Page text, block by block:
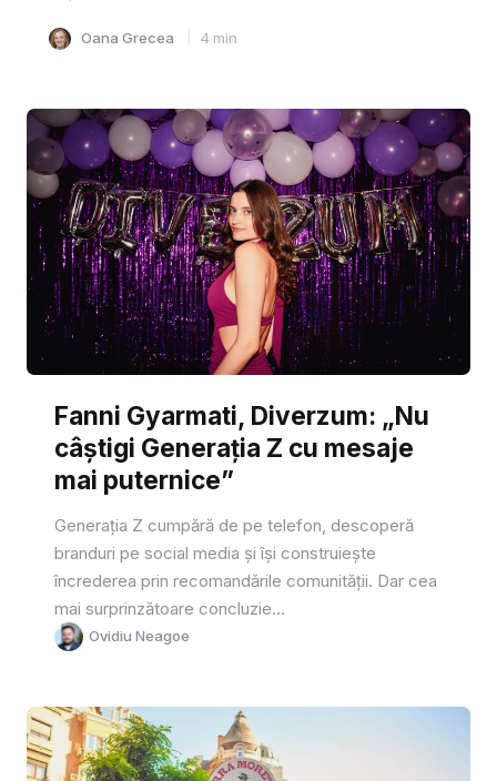
Oana Grecea 4 min
Fanni Gyarmati, Diverzum: „Nu
câștigi Generația Z cu mesaje
mai puternice”
Generația Z cumpără de pe telefon, descoperă
branduri pe social media și își construiește
încrederea prin recomandările comunității. Dar cea
mai surprinzătoare concluzie...
Ovidiu Neagoe